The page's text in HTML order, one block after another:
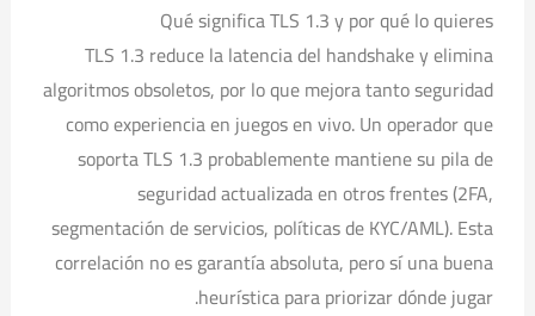
Qué significa TLS 1.3 y por qué lo quieres
TLS 1.3 reduce la latencia del handshake y elimina
algoritmos obsoletos, por lo que mejora tanto seguridad
como experiencia en juegos en vivo. Un operador que
soporta TLS 1.3 probablemente mantiene su pila de
seguridad actualizada en otros frentes (2FA,
segmentación de servicios, políticas de KYC/AML). Esta
correlación no es garantía absoluta, pero sí una buena
heurística para priorizar dónde jugar.